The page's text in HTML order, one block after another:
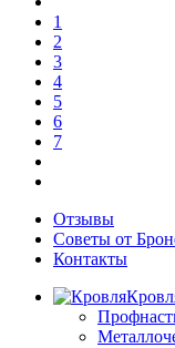
1
2
3
4
5
6
7
Отзывы
Советы от
Контакты